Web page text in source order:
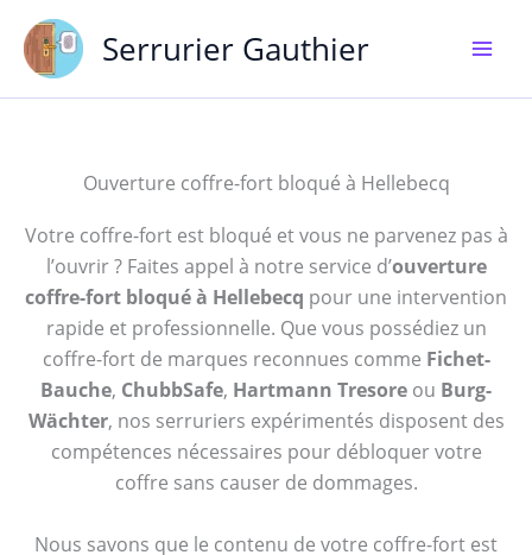
contenu
Serrurier Gauthier
Ouverture coffre-fort bloqué à Hellebecq
Votre coffre-fort est bloqué et vous ne parvenez pas à
l’ouvrir ? Faites appel à notre service d’ouverture
coffre-fort bloqué à Hellebecq pour une intervention
rapide et professionnelle. Que vous possédiez un
coffre-fort de marques reconnues comme Fichet-
Bauche, ChubbSafe, Hartmann Tresore ou Burg-
Wächter, nos serruriers expérimentés disposent des
compétences nécessaires pour débloquer votre
coffre sans causer de dommages.
Nous savons que le contenu de votre coffre-fort est